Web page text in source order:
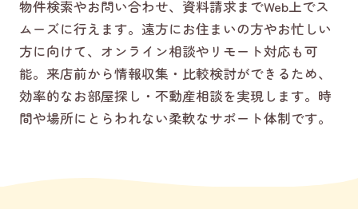
物件検索やお問い合わせ、資料請求までWeb上でス
ムーズに行えます。遠方にお住まいの方やお忙しい
方に向けて、オンライン相談やリモート対応も可
能。来店前から情報収集・比較検討ができるため、
効率的なお部屋探し・不動産相談を実現します。時
間や場所にとらわれない柔軟なサポート体制です。